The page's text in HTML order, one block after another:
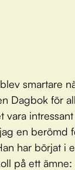
smartare
Dagbok för
vara
en berömd
har börjat i
på ett ämne: